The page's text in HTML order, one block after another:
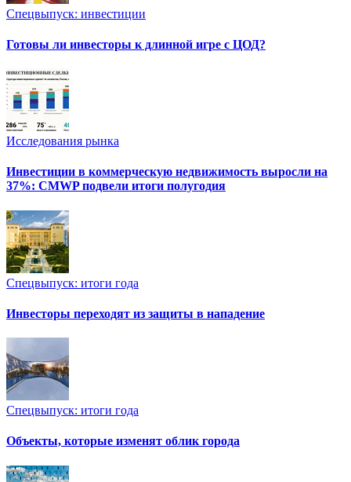
Спецвыпуск: инвестиции
Готовы ли инвесторы к длинной игре с ЦОД?
Исследования рынка
Инвестиции в коммерческую недвижимость выросли на
37%: CMWP подвели итоги полугодия
Спецвыпуск: итоги года
Инвесторы переходят из защиты в нападение
Спецвыпуск: итоги года
Объекты, которые изменят облик города